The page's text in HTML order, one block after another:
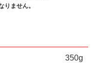
りません。
350g